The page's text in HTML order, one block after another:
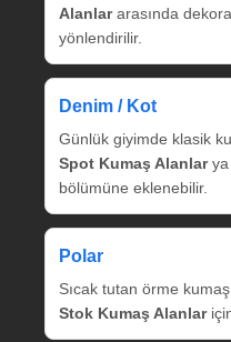
Alanlararasında
yönlendirilir.
Denim / Kot
Günlük giyimde klasik
Spot Kumaş Alanlarya
bölümüne eklenebilir.
Polar
Sıcak tutan örme
Stok Kumaş Alanlar